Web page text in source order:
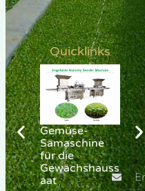
Quicklinks
Gemüse-
Sämaschine
für die
Gewächshauss
aat
e